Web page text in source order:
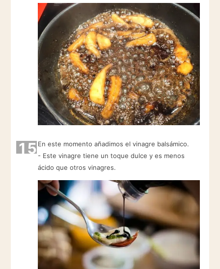
15 En este momento añadimos el vinagre balsámico.
- Este vinagre tiene un toque dulce y es menos
ácido que otros vinagres.